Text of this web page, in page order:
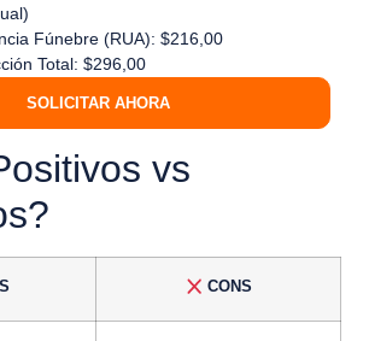
Fúnebre (RUA): $216,00
Total: $296,00
SOLICITAR AHORA
vs
CONS